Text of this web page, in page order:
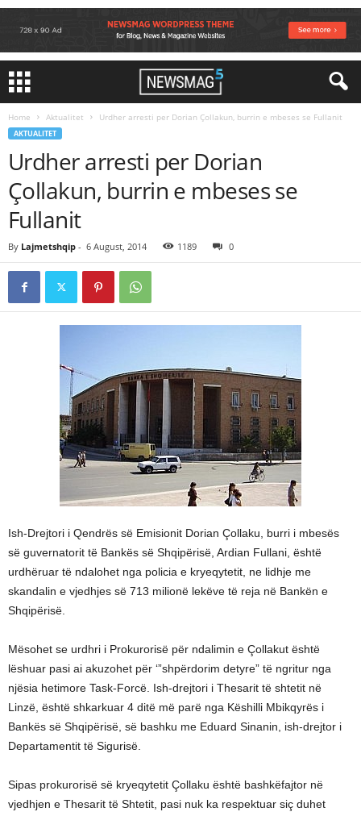
Home Aktualitet Urdher arresti per Dorian Çollakun, burrin e mbeses se Fullanit
AKTUALITET
Urdher arresti per Dorian
Çollakun, burrin e mbeses se
Fullanit
By Lajmetshqip - 6 August, 2014 1189 0
Ish-Drejtori i Qendrës së Emisionit Dorian Çollaku, burri i mbesës
së guvernatorit të Bankës së Shqipërisë, Ardian Fullani, është
urdhëruar të ndalohet nga policia e kryeqytetit, ne lidhje me
skandalin e vjedhjes së 713 milionë lekëve të reja në Bankën e
Shqipërisë.
Mësohet se urdhri i Prokurorisë për ndalimin e Çollakut është
lëshuar pasi ai akuzohet për ‘”shpërdorim detyre” të ngritur nga
njësia hetimore Task-Forcë. Ish-drejtori i Thesarit të shtetit në
Linzë, është shkarkuar 4 ditë më parë nga Këshilli Mbikqyrës i
Bankës së Shqipërisë, së bashku me Eduard Sinanin, ish-drejtor i
Departamentit të Sigurisë.
Sipas prokurorisë së kryeqytetit Çollaku është bashkëfajtor në
vjedhjen e Thesarit të Shtetit, pasi nuk ka respektuar siç duhet